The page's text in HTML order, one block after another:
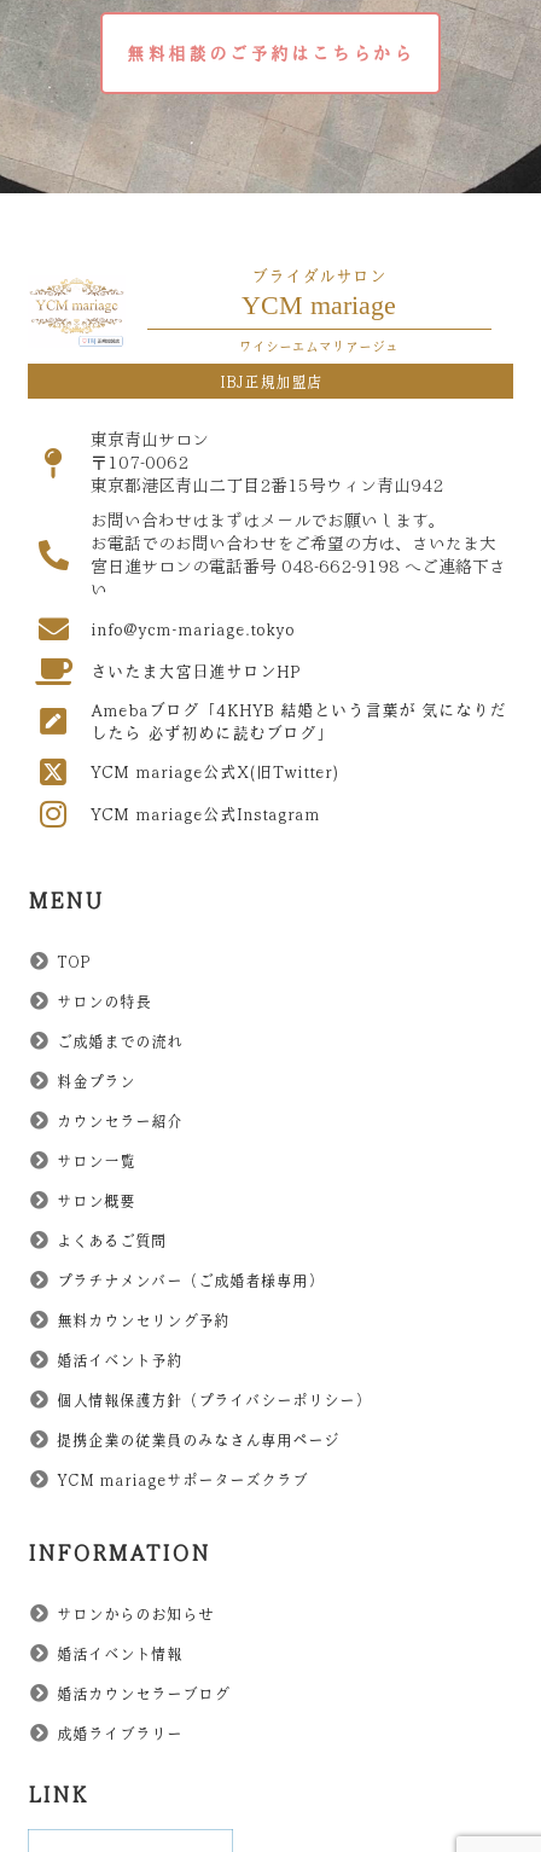
無料相談のご予約はこちらから
ブライダルサロン
YCM mariage
ワイシーエムマリアージュ
IBJ正規加盟店
東京青山サロン
〒107-0062
東京都港区青山二丁目2番15号ウィン青山942
お問い合わせはまずはメールでお願いします。
お電話でのお問い合わせをご希望の方は、さいたま大
宮日進サロンの電話番号 048-662-9198 へご連絡下さ
い
info@ycm-mariage.tokyo
さいたま大宮日進サロンHP
Amebaブログ「4KHYB 結婚という言葉が 気になりだ
したら 必ず初めに読むブログ」
YCM mariage公式X(旧Twitter)
YCM mariage公式Instagram
MENU
TOP
サロンの特長
ご成婚までの流れ
料金プラン
カウンセラー紹介
サロン一覧
サロン概要
よくあるご質問
プラチナメンバー（ご成婚者様専用）
無料カウンセリング予約
婚活イベント予約
個人情報保護方針（プライバシーポリシー）
提携企業の従業員のみなさん専用ページ
YCM mariageサポーターズクラブ
INFORMATION
サロンからのお知らせ
婚活イベント情報
婚活カウンセラーブログ
成婚ライブラリー
LINK